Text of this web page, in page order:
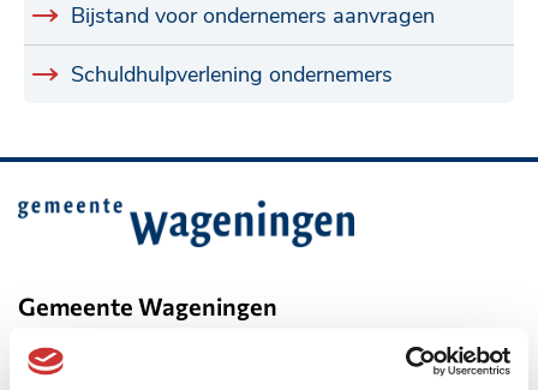
Bijstand voor ondernemers aanvragen
Schuldhulpverlening ondernemers
Belangrijke
informatie
Gemeente Wageningen
Algemeen
adres
Markt 22, Postbus 1, 6700 AA